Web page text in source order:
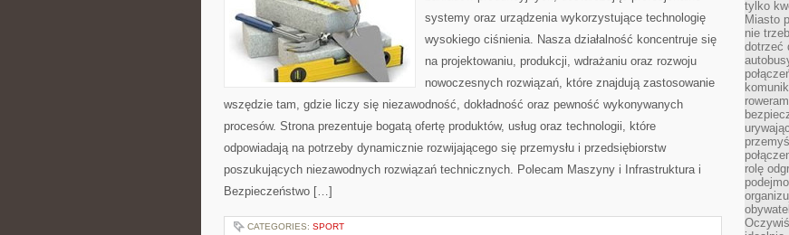
systemy oraz urządzenia wykorzystujące technologię
wysokiego ciśnienia. Nasza działalność koncentruje się
na projektowaniu, produkcji, wdrażaniu oraz rozwoju
nowoczesnych rozwiązań, które znajdują zastosowanie
wszędzie tam, gdzie liczy się niezawodność, dokładność oraz pewność wykonywanych
procesów. Strona prezentuje bogatą ofertę produktów, usług oraz technologii, które
odpowiadają na potrzeby dynamicznie rozwijającego się przemysłu i przedsiębiorstw
poszukujących niezawodnych rozwiązań technicznych. Polecam Maszyny i Infrastruktura i
Bezpieczeństwo […]
CATEGORIES: SPORT
tylko
Miasto
nie
dotrzeć
rolę